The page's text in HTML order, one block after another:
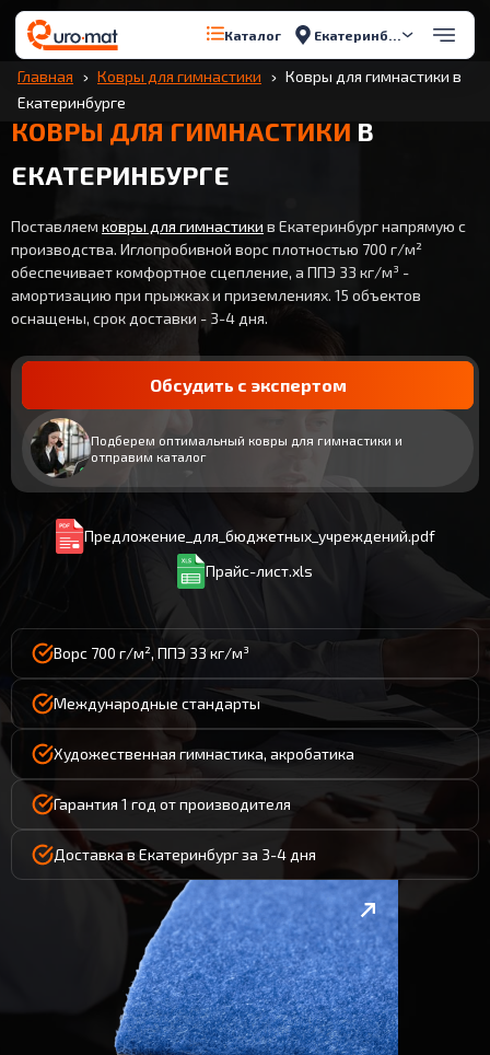
Каталог Екатеринбург
Главная Ковры для гимнастики
Ковры для гимнастики в
Екатеринбурге
КОВРЫ ДЛЯ ГИМНАСТИКИ В
ЕКАТЕРИНБУРГЕ
Поставляем ковры для гимнастики в Екатеринбург напрямую с
производства. Иглопробивной ворс плотностью 700 г/м²
обеспечивает комфортное сцепление, а ППЭ 33 кг/м³ -
амортизацию при прыжках и приземлениях. 15 объектов
оснащены, срок доставки - 3-4 дня.
Обсудить с экспертом
Подберем оптимальный ковры для гимнастики и
отправим каталог
Предложение_для_бюджетных_учреждений.pdf
Прайс-лист.xls
Ворс 700 г/м², ППЭ 33 кг/м³
Международные стандарты
Художественная гимнастика, акробатика
Гарантия 1 год от производителя
Доставка в Екатеринбург за 3-4 дня